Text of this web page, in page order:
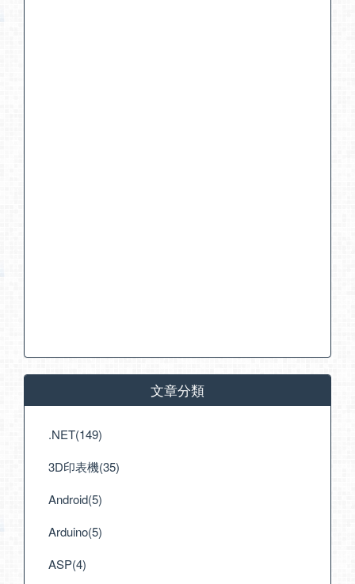
文章分類
.NET(149)
3D印表機(35)
Android(5)
Arduino(5)
ASP(4)